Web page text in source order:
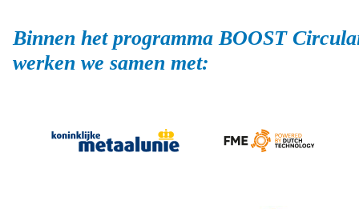
Binnen het programma BOOST
werken we samen met: